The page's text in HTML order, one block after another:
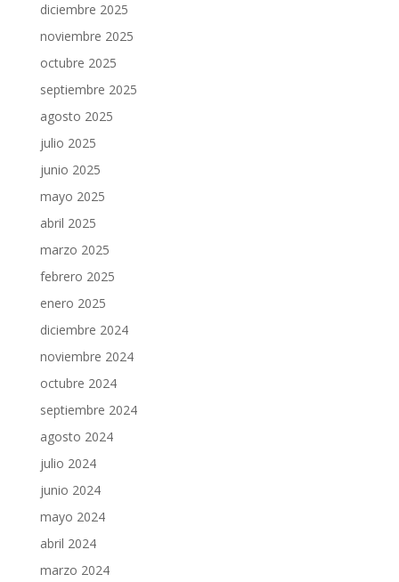
diciembre 2025
noviembre 2025
octubre 2025
septiembre 2025
agosto 2025
julio 2025
junio 2025
mayo 2025
abril 2025
marzo 2025
febrero 2025
enero 2025
diciembre 2024
noviembre 2024
octubre 2024
septiembre 2024
agosto 2024
julio 2024
junio 2024
mayo 2024
abril 2024
marzo 2024